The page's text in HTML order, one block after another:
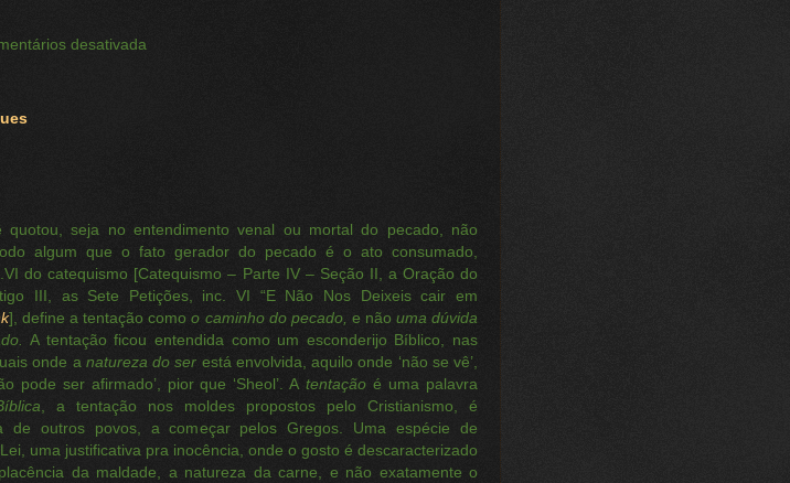
desativada
quotou, seja no entendimento venal ou mortal do pecado, não
algum que o fato gerador do pecado é o ato consumado,
do catequismo [Catequismo – Parte IV – Seção II, a Oração do
III, as Sete Petições, inc. VI “E Não Nos Deixeis cair em
], define a tentação comoo caminho do pecado, e não uma dúvida
A tentação ficou entendida como um esconderijo Bíblico, nas
onde a natureza do ser está envolvida, aquilo onde ‘não se vê’,
pode ser afirmado’, pior que ‘Sheol’. Atentaçãoé uma palavra
, a tentação nos moldes propostos pelo Cristianismo, é
de outros povos, a começar pelos Gregos. Uma espécie de
Lei, uma justificativa pra inocência, onde o gosto é descaracterizado
da maldade, a natureza da carne, e não exatamente o